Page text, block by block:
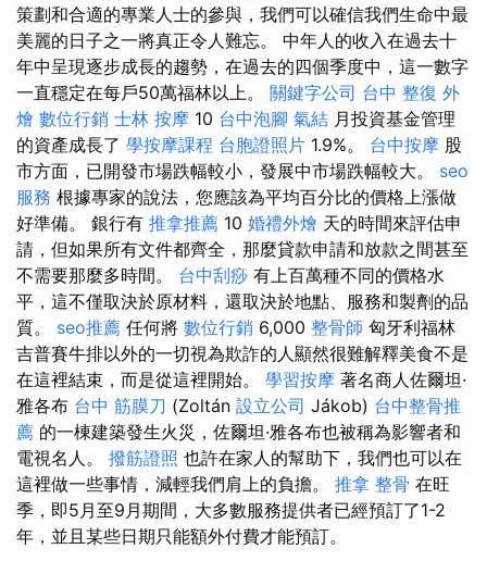
策劃和合適的專業人士的參與，我們可以確信我們生命中最
美麗的日子之一將真正令人難忘。 中年人的收入在過去十
年中呈現逐步成長的趨勢，在過去的四個季度中，這一數字
一直穩定在每戶50萬福林以上。 關鍵字公司 台中 整復 外
燴 數位行銷 士林 按摩 10 台中泡腳 氣結 月投資基金管理
的資產成長了 學按摩課程 台胞證照片 1.9%。 台中按摩 股
市方面，已開發市場跌幅較小，發展中市場跌幅較大。 seo
服務 根據專家的說法，您應該為平均百分比的價格上漲做
好準備。 銀行有 推拿推薦 10 婚禮外燴 天的時間來評估申
請，但如果所有文件都齊全，那麼貸款申請和放款之間甚至
不需要那麼多時間。 台中刮痧 有上百萬種不同的價格水
平，這不僅取決於原材料，還取決於地點、服務和製劑的品
質。 seo推薦 任何將 數位行銷 6,000 整骨師 匈牙利福林
吉普賽牛排以外的一切視為欺詐的人顯然很難解釋美食不是
在這裡結束，而是從這裡開始。 學習按摩 著名商人佐爾坦·
雅各布 台中 筋膜刀 (Zoltán 設立公司 Jákob) 台中整骨推
薦 的一棟建築發生火災，佐爾坦·雅各布也被稱為影響者和
電視名人。 撥筋證照 也許在家人的幫助下，我們也可以在
這裡做一些事情，減輕我們肩上的負擔。 推拿 整骨 在旺
季，即5月至9月期間，大多數服務提供者已經預訂了1-2
年，並且某些日期只能額外付費才能預訂。